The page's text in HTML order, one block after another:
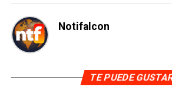
Notifalcon
TE PUEDE